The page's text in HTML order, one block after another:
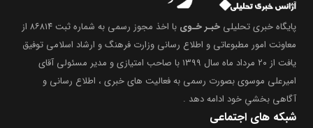
پایگاه خبری تحلیلی خبـر خـوی
با اخذ مجوز رسمی به شماره ثبت ۸۶۸۱۴ از
معاونت امور مطبوعاتی و اطلاع رسانی وزارت فرهنگ و ارشاد اسلامی توفیق
یافت از ۲۰ مرداد ماه سال ۱۳۹۹ با صاحب امتیازی و مدیر مسئولی آقای
امیرعلی موسوی بصورت رسمی به فعالیت های خبری ، اطلاع رسانی و
آگاهی بخشیِ خود ادامه دهد .
شبکه های اجتماعی